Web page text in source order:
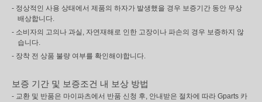
- 정상적인 사용 상태에서 제품의 하자가 발생했을 경우 보증기간 동안 무상
배상합니다.
- 소비자의 고의나 과실, 자연재해로 인한 고장이나 파손의 경우 보증하지 않
습니다.
- 장착 전 상품 불량 여부를 확인해야합니다.
보증 기간 및 보증조건 내 보상 방법
- 교환 및 반품은 마이파츠에서 반품 신청 후, 안내받은 절차에 따라 Gparts 카